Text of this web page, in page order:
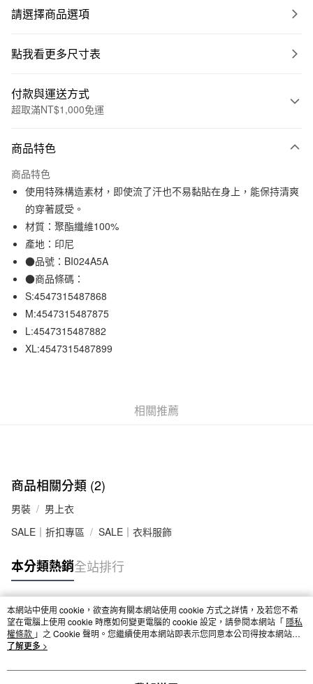
請選擇商品選項
點我看更多尺寸表
付款與運送方式
超取滿NT$1,000免運
信用卡一次付款
信用卡分期付款
3 期 0 利率 每期
合作金庫商業銀行
華南商業銀行
上海商業儲蓄銀行
臺灣中小企業銀行
匯豐（台灣）商業銀行
聯邦商業銀行
元大商業銀行
玉山商業銀行
超商取貨付款
LINE Pay
Apple Pay
街口支付
悠遊付
每筆NT$65，滿NT$1,000(含以上)免運費
7-11取貨付款
付款後7-11取貨
宅配
無印良品門市自取
免運費
商品特色
商品特色
使用特殊構造素材，即使流了汗也不易黏貼在身上，能保持清爽
的穿著感受。
材質：聚酯纖維100%
產地：印尼
●品號：BI024A5A
●商品條碼：
S:4547315487868
M:4547315487875
L:4547315487882
XL:4547315487899
相關推薦
商品相關分類 (2)
男裝
男上衣
SALE｜折扣專區
SALE｜衣料服飾
本分類熱銷全站排行
熱門標籤
本網站中使用 cookie，欲查詢有關本網站使用 cookie 方式之詳情，及若您不希
望在電腦上使用 cookie 時應如何變更電腦的 cookie 設定，請參閱本網站「 隱私
權條款 」之 Cookie 聲明。您繼續使用本網站即表示您同意本公司得按本網站使
用條款之 Cookie 聲明使用 cookie。
了解更多 >